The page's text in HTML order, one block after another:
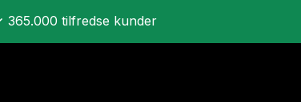
365.000 tilfredse kunder